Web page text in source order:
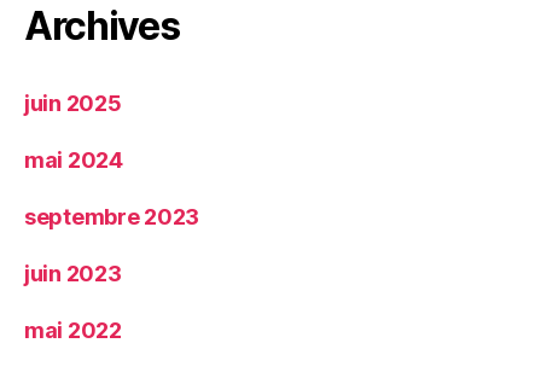
Archives
juin 2025
mai 2024
septembre 2023
juin 2023
mai 2022